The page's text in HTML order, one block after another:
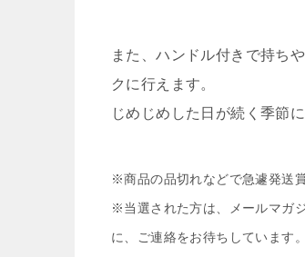
また、ハンドル付きで持ち
クに行えます。
じめじめした日が続く季節
※商品の品切れなどで急遽発送
※当選された方は、メールマガ
に、ご連絡をお待ちしています。